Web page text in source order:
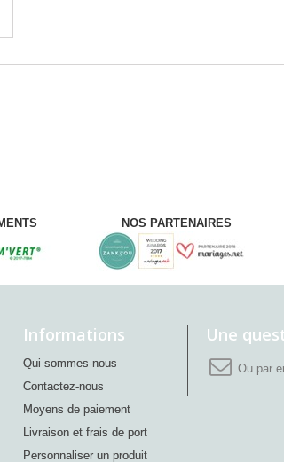
NOS PARTENAIRES
Informations
Qui sommes-nous
Contactez-nous
Moyens de paiement
Livraison et frais de port
Personnaliser un produit
Une
Ou par